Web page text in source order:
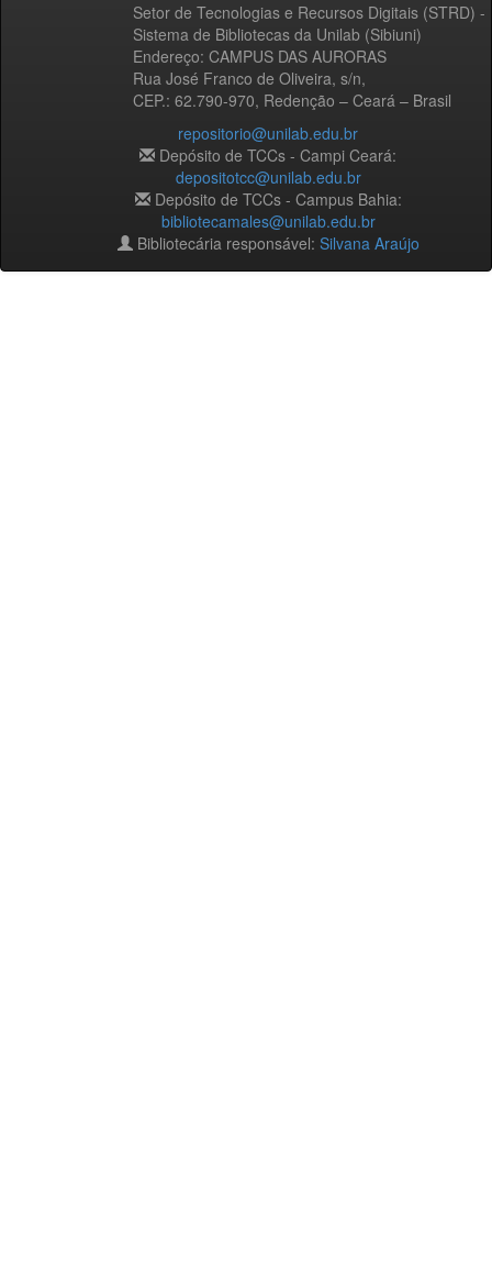
Setor de Tecnologias e Recursos Digitais (STRD) -
Sistema de Bibliotecas da Unilab (Sibiuni)
Endereço: CAMPUS DAS AURORAS
Rua José Franco de Oliveira, s/n,
CEP.: 62.790-970, Redenção – Ceará – Brasil
repositorio@unilab.edu.br
Depósito de TCCs - Campi Ceará:
depositotcc@unilab.edu.br
Depósito de TCCs - Campus Bahia:
bibliotecamales@unilab.edu.br
Bibliotecária responsável: Silvana Araújo